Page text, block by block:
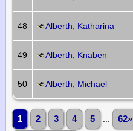
48 Alberth, Katharina
49 Alberth, Knaben
50 Alberth, Michael
1 2 3 4 5 62»